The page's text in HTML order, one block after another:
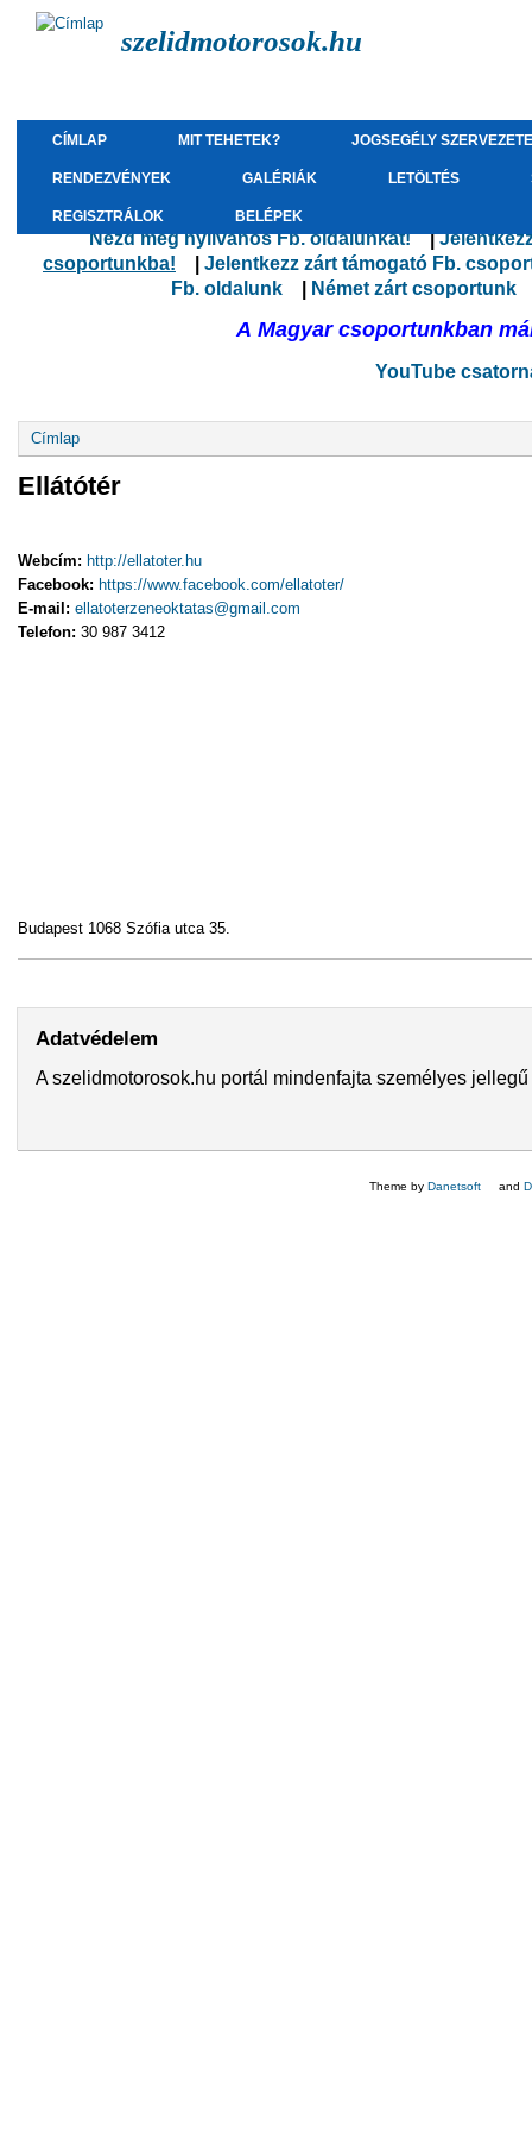
szelidmotorosok.hu
CÍMLAP MIT TEHETEK? JOGSEGÉLY
RENDEZVÉNYEK GALÉRIÁK LETÖLTÉS
REGISZTRÁLOK BELÉPEK
Nézd meg nyilvános Fb. oldalunkat!(külső
|
csoportunkba! (külső hivatkozás)
Jelentkezz zárt támogató Fb.
Fb. oldalunk(külső hivatkozás)
Német zárt csoportunk
A Magyar csoportunkban
YouTube
Jelenlegi hely
Címlap
Ellátótér
Webcím: http://ellatoter.hu
Facebook: https://www.facebook.com/ellatoter/
E-mail: ellatoterzeneoktatas@gmail.com
Telefon: 30 987 3412
Budapest 1068 Szófia utca 35.
Adatvédelem
A szelidmotorosok.hu portál mindenfajta személyes
Theme by Danetsoft (külső
and